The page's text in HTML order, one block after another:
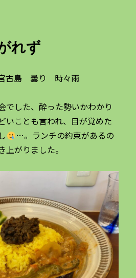
れず
古島 曇り 時々雨
でした、酔った勢いかわかり
いことも言われ、目が覚めた
…。ランチの約束があるの
上がりました。